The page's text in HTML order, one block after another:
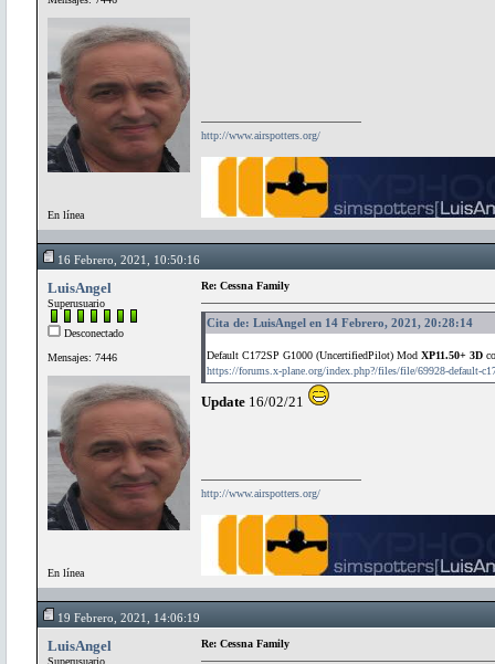
En línea
http://www.airspotters.org/
16 Febrero, 2021, 10:50:16
LuisAngel
Superusuario
Desconectado
Mensajes: 7446
En línea
Re: Cessna Family
Cita de: LuisAngel en 14 Febrero, 2021, 20:28:14
Default C172SP G1000 (UncertifiedPilot) Mod XP11.50+ 3D
https://forums.x-plane.org/index.php?/files/file/69928-default-
Update 16/02/21
http://www.airspotters.org/
19 Febrero, 2021, 14:06:19
LuisAngel
Superusuario
Re: Cessna Family